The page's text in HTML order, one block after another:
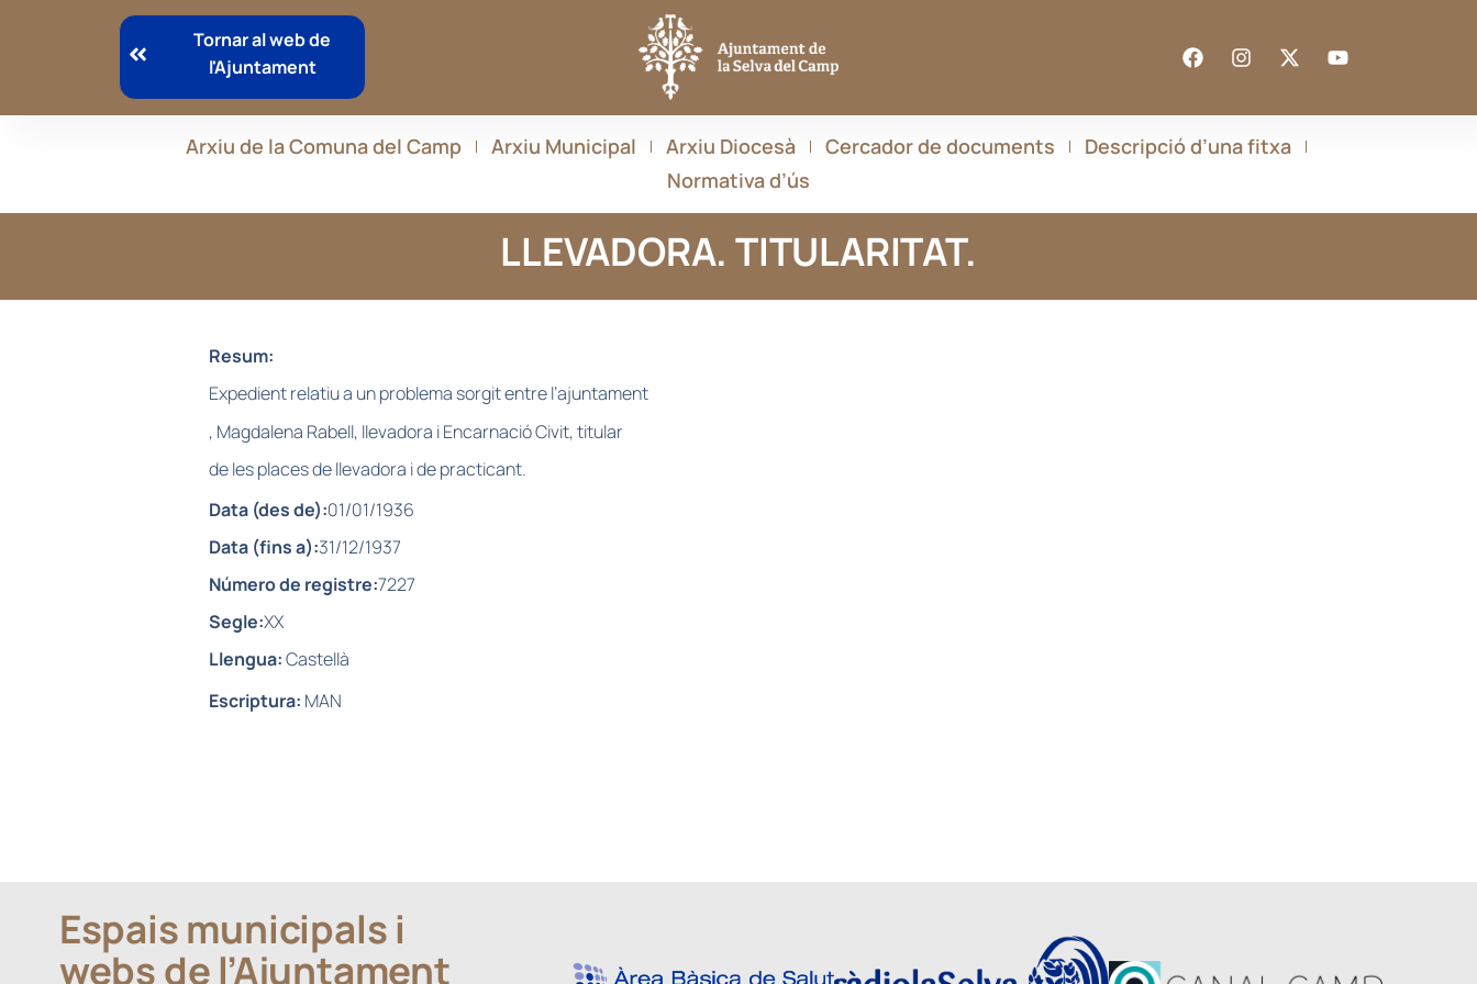
Tornar al web de
l'Ajuntament
Arxiu de la Comuna del Camp Arxiu Municipal Arxiu Diocesà Cercador de documents
Descripció d’una fitxa
Normativa d’ús
LLEVADORA. TITULARITAT.
Resum:
Expedient relatiu a un problema sorgit entre l’ajuntament
, Magdalena Rabell, llevadora i Encarnació Civit, titular
de les places de llevadora i de practicant.
Data (des de):01/01/1936
Data (fins a):31/12/1937
Número de registre:7227
Segle:XX
Llengua:Castellà
Escriptura: MAN
Espais municipals i
webs de l’Ajuntament